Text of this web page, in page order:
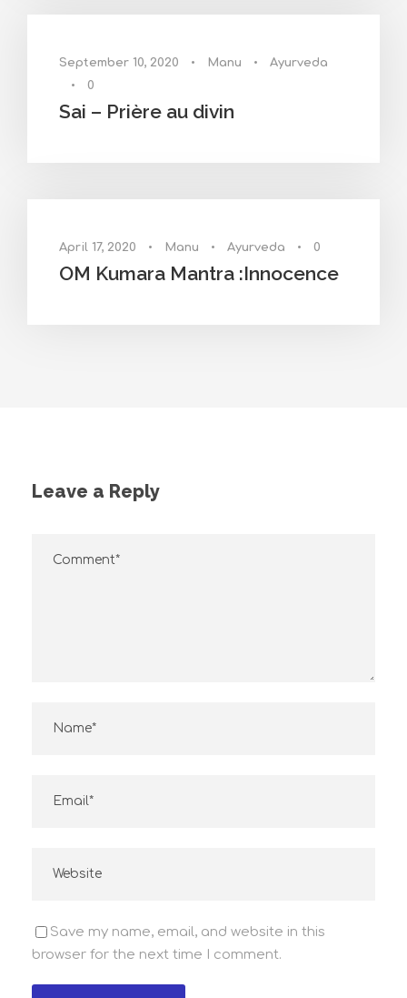
September 10, 2020 • Manu •
Ayurveda
•
0
Sai – Prière au divin
April 17, 2020 • Manu • Ayurveda • 0
OM Kumara Mantra :Innocence
Leave a Reply
Save my name, email, and website in this
browser for the next time I comment.